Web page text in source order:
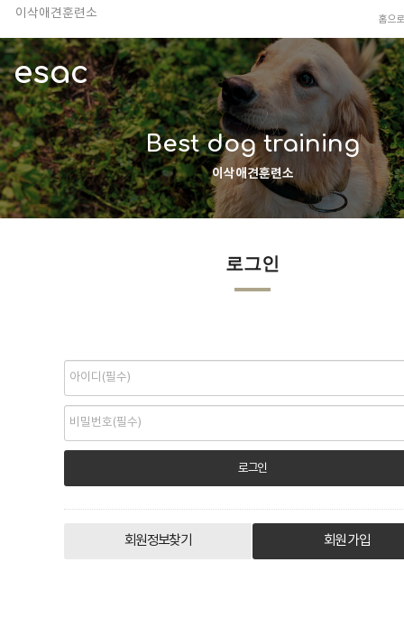
이삭애견훈련소
안전하고 행복한 펫티켓 선도!
경기도 화성시 봉담읍 위치
이찬종, 이웅종 소장 소개
홈으로
esac
Best dog training
이삭애견훈련소
로그인
회원정보찾기 회원 가입